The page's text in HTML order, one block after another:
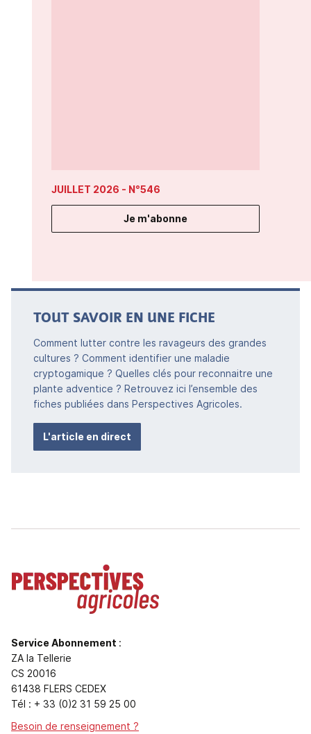
JUILLET 2026 - N°546
Je m'abonne
TOUT SAVOIR EN UNE FICHE
Comment lutter contre les ravageurs des grandes
cultures ? Comment identifier une maladie
cryptogamique ? Quelles clés pour reconnaitre une
plante adventice ? Retrouvez ici l’ensemble des
fiches publiées dans Perspectives Agricoles.
L'article en direct
Service Abonnement :
ZA la Tellerie
CS 20016
61438 FLERS CEDEX
Tél : + 33 (0)2 31 59 25 00
Besoin de renseignement ?